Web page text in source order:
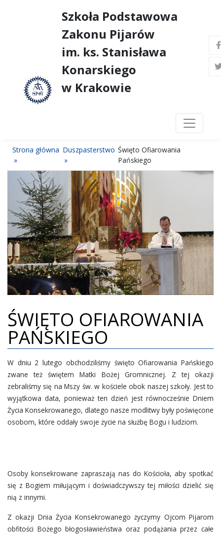
Szkoła Podstawowa
Zakonu Pijarów
im. ks. Stanisława
Konarskiego
w Krakowie
Strona główna Duszpasterstwo Święto Ofiarowania
Pańskiego
ŚWIĘTO OFIAROWANIA
PAŃSKIEGO
W dniu 2 lutego obchodziliśmy święto Ofiarowania Pańskiego
zwane też świętem Matki Bożej Gromnicznej. Z tej okazji
zebraliśmy się na Mszy św. w kościele obok naszej szkoły. Jest to
wyjątkowa data, ponieważ ten dzień jest równocześnie Dniem
Życia Konsekrowanego, dlatego nasze modlitwy były poświęcone
osobom, które oddały swoje życie na służbę Bogu i ludziom.
Osoby konsekrowane zapraszają nas do Kościoła, aby spotkać
się z Bogiem miłującym i doświadczywszy tej miłości dzielić się
nią z innymi.
Z okazji Dnia Życia Konsekrowanego życzymy Ojcom Pijarom
obfitości Bożego błogosławieństwa oraz podążania przez całe